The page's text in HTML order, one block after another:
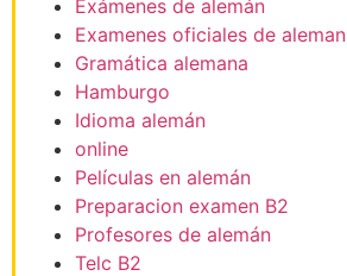
Exámenes de alemán
Examenes oficiales de aleman
Gramática alemana
Hamburgo
Idioma alemán
online
Películas en alemán
Preparacion examen B2
Profesores de alemán
Telc B2